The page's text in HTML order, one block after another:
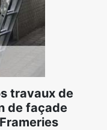
travaux de
de façade